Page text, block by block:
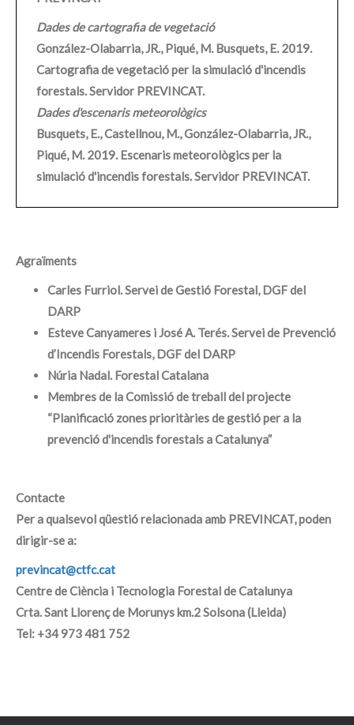
Dades de cartografia de vegetació
González-Olabarria, JR., Piqué, M. Busquets, E. 2019.
Cartografia de vegetació per la simulació d'incendis
forestals. Servidor PREVINCAT.
Dades d'escenaris meteorològics
Busquets, E., Castellnou, M., González-Olabarria, JR.,
Piqué, M. 2019. Escenaris meteorològics per la
simulació d'incendis forestals. Servidor PREVINCAT.
Agraïments
Carles Furriol. Servei de Gestió Forestal, DGF del
DARP
Esteve Canyameres i José A. Terés. Servei de Prevenció
d’Incendis Forestals, DGF del DARP
Núria Nadal. Forestal Catalana
Membres de la Comissió de treball del projecte
“Planificació zones prioritàries de gestió per a la
prevenció d'incendis forestals a Catalunya”
Contacte
Per a qualsevol qüestió relacionada amb PREVINCAT, poden
dirigir-se a:
previncat@ctfc.cat
Centre de Ciència i Tecnologia Forestal de Catalunya
Crta. Sant Llorenç de Morunys km.2 Solsona (Lleida)
Tel: +34 973 481 752